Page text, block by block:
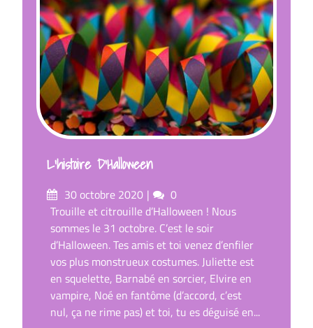
L’histoire D’Halloween
Posté
sur
30 octobre 2020 commentaires
0
Trouille et citrouille d’Halloween ! Nous
sommes le 31 octobre. C’est le soir
d’Halloween. Tes amis et toi venez d’enfiler
vos plus monstrueux costumes. Juliette est
en squelette, Barnabé en sorcier, Elvire en
vampire, Noé en fantôme (d’accord, c’est
nul, ça ne rime pas) et toi, tu es déguisé en...